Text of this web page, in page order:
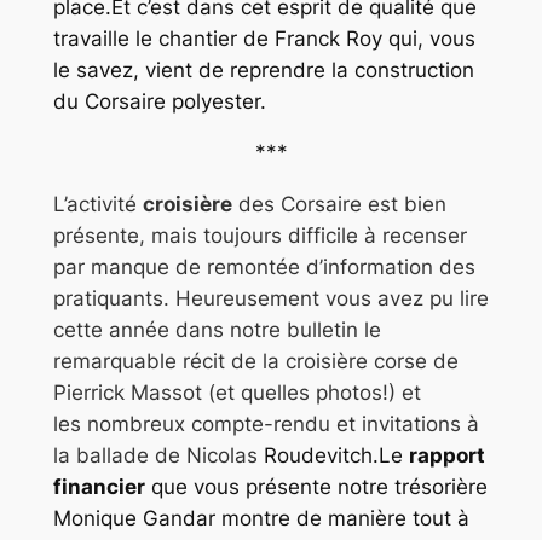
place.Et c’est dans cet esprit de qualité que
travaille le chantier de Franck Roy qui, vous
le savez, vient de reprendre la construction
du Corsaire polyester.
***
L’activité croisièredes Corsaire est bien
présente, mais toujours difficile à recenser
par manque de remontée d’information des
pratiquants. Heureusement vous avez pu lire
cette année dans notre bulletin le
remarquable récit de la croisière corse de
Pierrick Massot (et quelles photos!) et
les nombreux compte-rendu et invitations à
la ballade de Nicolas Roudevitch.Le rapport
financierque vous présente notre trésorière
Monique Gandar montre de manière tout à